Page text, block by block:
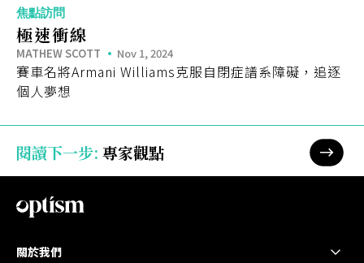
焦點訪問
極速衝線
MATHEW SCOTT Nov 1, 2024
賽車名將Armani Williams克服自閉症譜系障礙，追逐
個人夢想
閱讀下一步: 專家觀點
閱讀
下一
關於我們